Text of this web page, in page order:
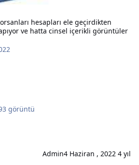
hesapları ele geçirdikten
ve hatta cinsel içerikli görüntüler
görüntü
Admin4 Haziran , 20224 yıl